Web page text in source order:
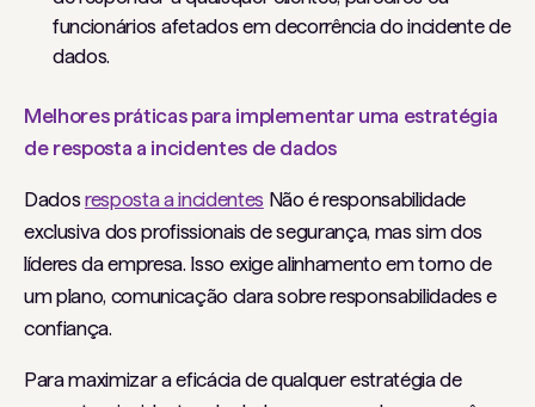
funcionários afetados em decorrência do incidente de
dados.
Melhores práticas para implementar uma estratégia
de resposta a incidentes de dados
Dadosresposta a incidentes Não é responsabilidade
exclusiva dos profissionais de segurança, mas sim dos
líderes da empresa. Isso exige alinhamento em torno de
um plano, comunicação clara sobre responsabilidades e
confiança.
Para maximizar a eficácia de qualquer estratégia de